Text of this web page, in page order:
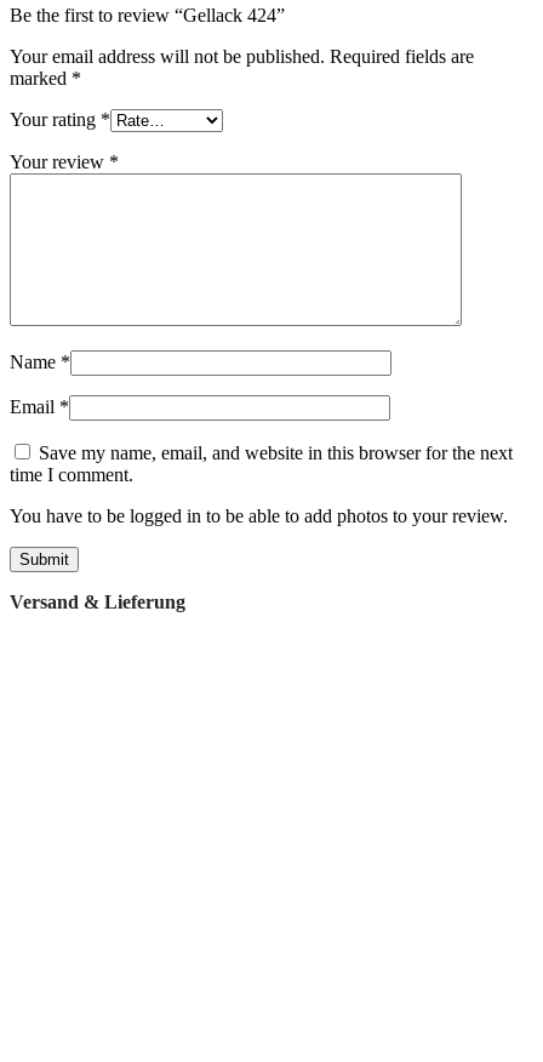
Be the first to review “Gellack 424”
Your email address will not be published. Required fields are
marked *
Your rating *
Your review *
Name *
Email *
Save my name, email, and website in this browser for the next
time I comment.
You have to be logged in to be able to add photos to your review.
Versand & Lieferung